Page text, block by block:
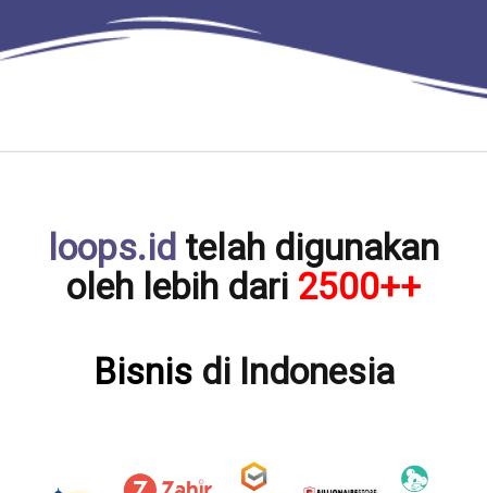
loops.id telah digunakan
oleh lebih dari 2500++
Bisnisdi Indonesia